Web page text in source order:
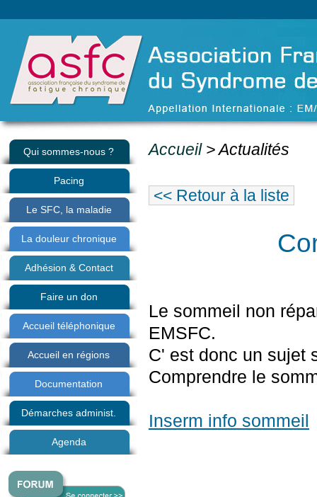
Accueil> Actualités
<< Retour à la liste
Le sommeil non
EMSFC.
C' est donc un sujet
Comprendre le
Inserm info sommeil
Qui sommes-nous ?
Pacing
Le SFC, la maladie
La douleur chronique
Adhésion & Contact
Faire un don
Accueil téléphonique
Accueil en régions
Documentation
Démarches administ.
Agenda